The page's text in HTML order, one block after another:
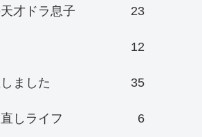
才ドラ息子 23
12
ました 35
しライフ 6